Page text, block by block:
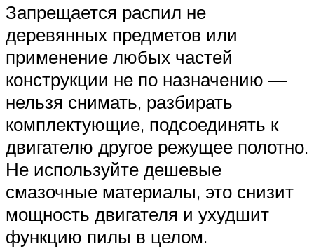
Запрещается распил не
деревянных предметов или
применение любых частей
конструкции не по назначению —
нельзя снимать, разбирать
комплектующие, подсоединять к
двигателю другое режущее полотно.
Не используйте дешевые
смазочные материалы, это снизит
мощность двигателя и ухудшит
функцию пилы в целом.